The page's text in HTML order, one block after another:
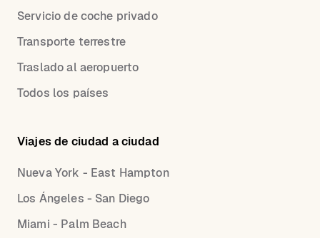
Servicio de coche privado
Transporte terrestre
Traslado al aeropuerto
Todos los países
Viajes de ciudad a ciudad
Nueva York - East Hampton
Los Ángeles - San Diego
Miami - Palm Beach